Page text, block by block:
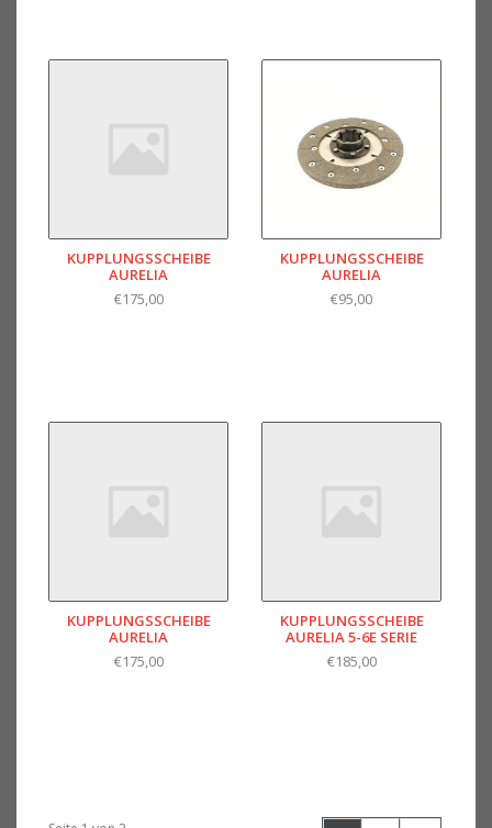
KUPPLUNGSSCHEIBE
AURELIA
€175,00
KUPPLUNGSSCHEIBE
AURELIA
€95,00
KUPPLUNGSSCHEIBE
AURELIA
€175,00
KUPPLUNGSSCHEIBE
AURELIA 5-6E SERIE
€185,00